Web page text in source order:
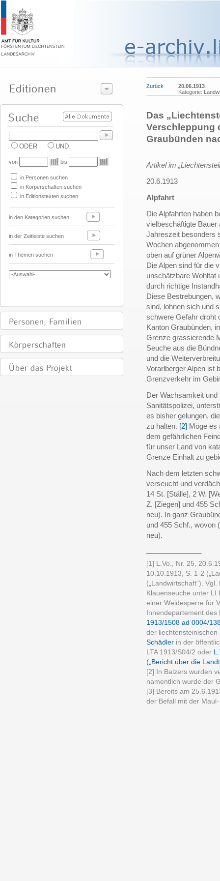
ODER UND
von bis
in Personen suchen
in Körperschaften suchen
in Editionstexten suchen
in den Kategorien suchen
in der Zeitleiste suchen
in Themen suchen
Zurück
20.06.1913
Kategorie:
Das
Verschleppung
Graubünden
Artikel im
20.6.1913
Alpfahrt
Die Alpfahrten haben
vielbeschäftigte Bauer
Jahreszeit besonders
Wochen
oben auf grüner
Die Alpen sind für die
unschätzbare Wohltat
durch richtige
Diese Bestrebungen,
sind, lohnen sich und
schwere Gefahr droht
Kanton Graubünden,
Grenze grassierende
Seuche aus die
und die
Vorarlberger Alpen ist
Grenzverkehr im
Der Wachsamkeit
Sanitätspolizei,
es bisher gelungen,
zu halten. [2] Möge es
dem gefährlichen
für unser Land von
Grenze Einhalt zu
Nach dem letzten
verseucht und
14 St. [Ställe], 2 W.
Z. [Ziegen] und 455
neu). In ganz
und 455 Schf., wovon
neu).
[1] L.Vo., Nr. 25,
10.10.1913, S. 1-2
(„Landwirtschaft“).
Klauenseuche unter LI
einer Weidesperre für
Innendepartement
1913/1508 ad 0004/
der
Schädler in der
LTA 1913/S04/2 oder
(„Bericht über die
[2] In Balzers wurden
namentlich wurde der
[3] Bereits am
der Befall mit der